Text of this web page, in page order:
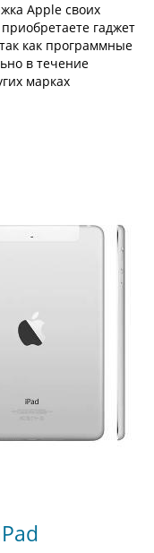
Apple своих
гаджет
как программные
в течение
марках